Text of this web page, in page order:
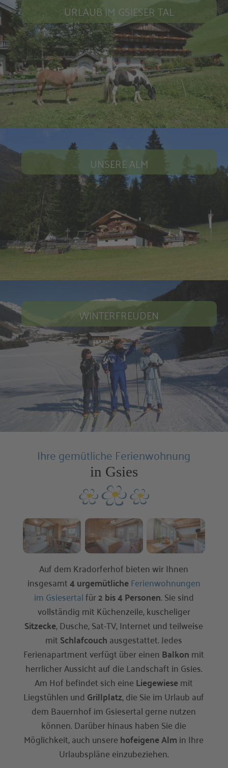
URLAUB IM GSIESER TAL
UNSERE ALM
WINTERFREUDEN
Ihre gemütliche Ferienwohnung
in Gsies
Auf dem Kradorferhof bieten wir Ihnen
insgesamt4 urgemütlicheFerienwohnungen
im Gsiesertalfür2 bis 4 Personen. Sie sind
vollständig mit Küchenzeile, kuscheliger
Sitzecke, Dusche, Sat-TV, Internet und teilweise
mitSchlafcouchausgestattet. Jedes
Ferienapartment verfügt über einenBalkonmit
herrlicher Aussicht auf die Landschaft in Gsies.
Am Hof befindet sich eineLiegewiesemit
Liegstühlen undGrillplatz, die Sie im Urlaub auf
dem Bauernhof im Gsiesertal gerne nutzen
können. Darüber hinaus haben Sie die
Möglichkeit, auch unserehofeigene Almin Ihre
Urlaubspläne einzubeziehen.